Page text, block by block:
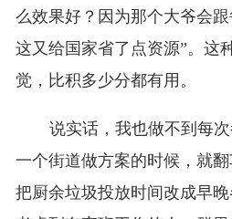
么效果好？因为那个大爷会跟
这又给国家省了点资源”。这
觉，比积多少分都有用。
说实话，我也做不到每
一个街道做方案的时候，就
把厨余垃圾投放时间改成早